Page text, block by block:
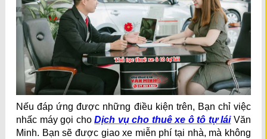
Nếu đáp ứng được những điều kiện trên, Bạn chỉ việc
nhấc máy gọi choDịch vụ cho thuê xe ô tô tự láiVăn
Minh. Bạn sẽ được giao xe miễn phí tại nhà, mà không